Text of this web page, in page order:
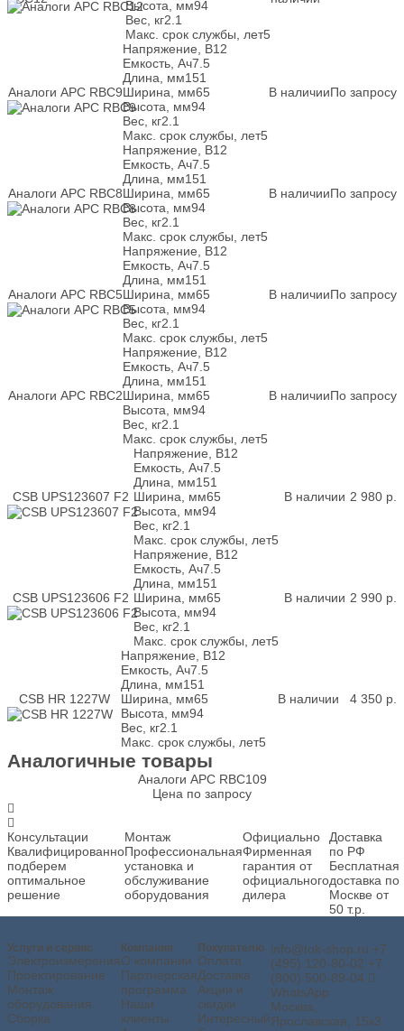
Высота, мм94
Вес, кг2.1
Макс. срок службы, лет5
Аналоги APC RBC9
Напряжение, В12
Емкость, Ач7.5
Длина, мм151
Ширина, мм65
Высота, мм94
Вес, кг2.1
Макс. срок службы, лет5
В наличииПо запросу
Аналоги APC RBC8
Напряжение, В12
Емкость, Ач7.5
Длина, мм151
Ширина, мм65
Высота, мм94
Вес, кг2.1
Макс. срок службы, лет5
В наличииПо запросу
Аналоги APC RBC5
Напряжение, В12
Емкость, Ач7.5
Длина, мм151
Ширина, мм65
Высота, мм94
Вес, кг2.1
Макс. срок службы, лет5
В наличииПо запросу
Аналоги APC RBC2
Напряжение, В12
Емкость, Ач7.5
Длина, мм151
Ширина, мм65
Высота, мм94
Вес, кг2.1
Макс. срок службы, лет5
В наличииПо запросу
CSB UPS123607 F2
Напряжение, В12
Емкость, Ач7.5
Длина, мм151
Ширина, мм65
Высота, мм94
Вес, кг2.1
Макс. срок службы, лет5
В наличии 2 980 р.
CSB UPS123606 F2
Напряжение, В12
Емкость, Ач7.5
Длина, мм151
Ширина, мм65
Высота, мм94
Вес, кг2.1
Макс. срок службы, лет5
В наличии 2 990 р.
CSB HR 1227W
Напряжение, В12
Емкость, Ач7.5
Длина, мм151
Ширина, мм65
Высота, мм94
Вес, кг2.1
Макс. срок службы, лет5
В наличии 4 350 р.
Аналогичные товары
Аналоги APC RBC109
Цена по запросу
Консультации
Квалифицированно
подберем
оптимальное
решение
Монтаж
Профессиональная
установка и
обслуживание
оборудования
Официально
Фирменная
гарантия от
официального
дилера
Доставка
по РФ
Бесплатная
доставка по
Москве от
50 т.р.
Услуги и сервис
Электроизмерения
Проектирование
Монтаж
оборудования
Сборка
Компания
О компании
Партнерская
программа
Наши
клиенты
Покупателю
Оплата
Доставка
Акции и
скидки
Интересный
info@tok-shop.ru +7
(495) 120-80-02 +7
(800) 500-89-04
WhatsApp
Москва,
Ярославская, 15к3